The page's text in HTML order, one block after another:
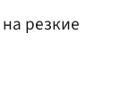
на резкие